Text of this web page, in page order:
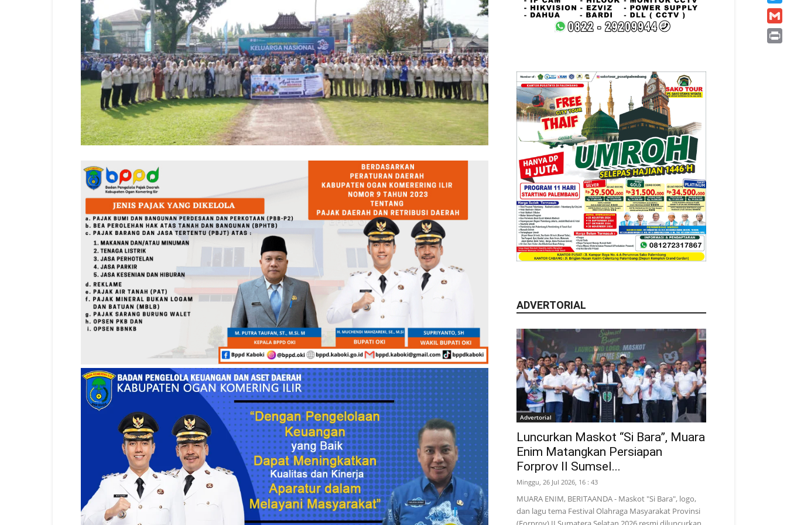
ADVERTORIAL
Advertorial
Luncurkan Maskot “Si Bara”, Muara
Enim Matangkan Persiapan
Forprov II Sumsel...
Minggu, 26 Jul 2026, 16 : 43
MUARA ENIM, BERITAANDA - Maskot "Si Bara", logo,
dan lagu tema Festival Olahraga Masyarakat Provinsi